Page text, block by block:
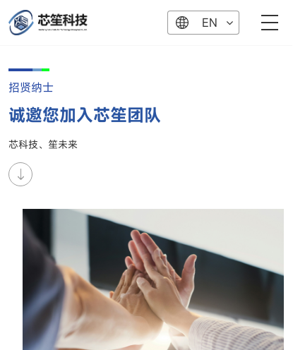
EN
招贤纳士
诚邀您加入芯笙团队
芯科技、笙未来